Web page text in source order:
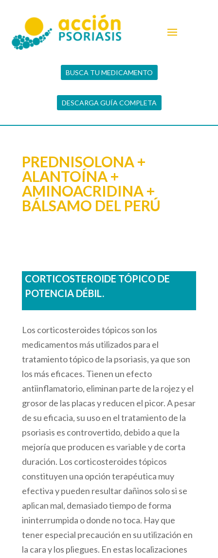
BUSCA TU MEDICAMENTO
DESCARGA GUÍA COMPLETA
PREDNISOLONA +
ALANTOÍNA +
AMINOACRIDINA +
BÁLSAMO DEL PERÚ
CORTICOSTEROIDE TÓPICO DE
POTENCIA DÉBIL.
Los corticosteroides tópicos son los
medicamentos más utilizados para el
tratamiento tópico de la psoriasis, ya que son
los más eficaces. Tienen un efecto
antiinflamatorio, eliminan parte de la rojez y el
grosor de las placas y reducen el picor. A pesar
de su eficacia, su uso en el tratamiento de la
psoriasis es controvertido, debido a que la
mejoría que producen es variable y de corta
duración. Los corticosteroides tópicos
constituyen una opción terapéutica muy
efectiva y pueden resultar dañinos solo si se
aplican mal, demasiado tiempo de forma
ininterrumpida o donde no toca. Hay que
tener especial precaución en su utilización en
la cara y los pliegues. En estas localizaciones